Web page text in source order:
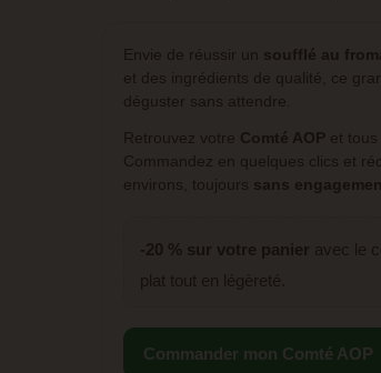
Envie de réussir un soufflé au
et des ingrédients de qualité, ce
déguster sans attendre.
Retrouvez votre Comté AOP et
Commandez en quelques clics et
environs, toujours sans
-20 % sur votre panier avec le
plat tout en légèreté.
Commander mon Comté AOP